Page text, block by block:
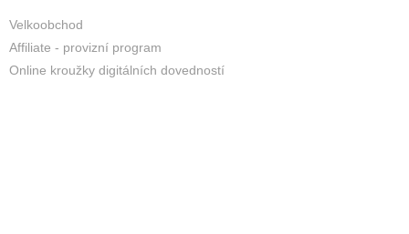
Velkoobchod
Affiliate - provizní program
Online kroužky digitálních dovedností